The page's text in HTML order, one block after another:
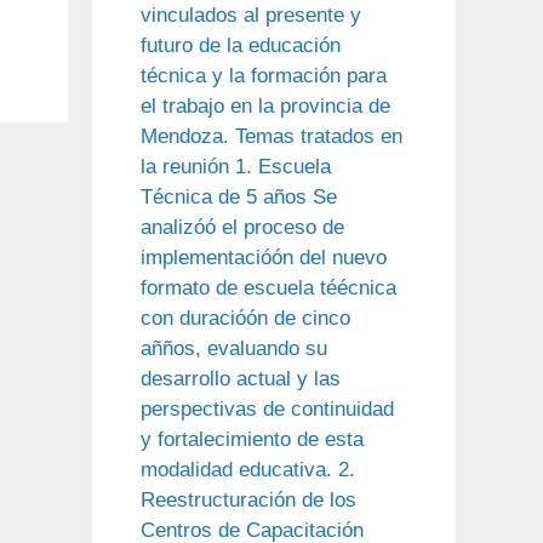
vinculados al presente y
futuro de la educación
técnica y la formación para
el trabajo en la provincia de
Mendoza. Temas tratados en
la reunión 1. Escuela
Técnica de 5 años Se
analizóó el proceso de
implementacióón del nuevo
formato de escuela téécnica
con duracióón de cinco
añños, evaluando su
desarrollo actual y las
perspectivas de continuidad
y fortalecimiento de esta
modalidad educativa. 2.
Reestructuración de los
Centros de Capacitación